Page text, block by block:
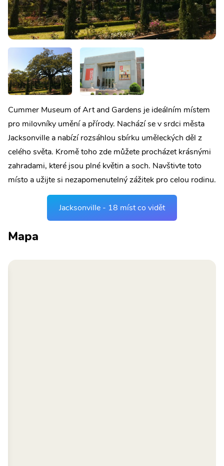
Cummer Museum of Art and Gardens je ideálním místem
pro milovníky umění a přírody. Nachází se v srdci města
Jacksonville a nabízí rozsáhlou sbírku uměleckých děl z
celého světa. Kromě toho zde můžete procházet krásnými
zahradami, které jsou plné květin a soch. Navštivte toto
místo a užijte si nezapomenutelný zážitek pro celou rodinu.
Jacksonville - 18 míst co vidět
Mapa